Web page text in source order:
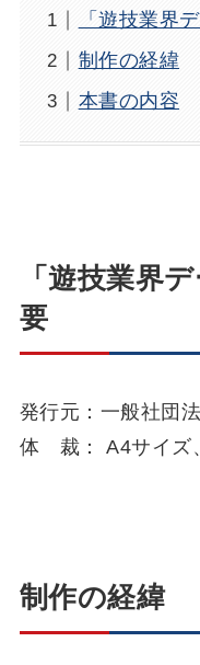
「遊技業界
制作の経緯
本書の内容
「遊技業界
要
発行元：一般社団
体 裁： A4サイズ
制作の経緯